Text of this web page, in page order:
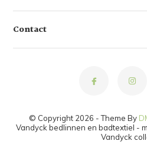
Contact
© Copyright 2026 - Theme By
Vandyck bedlinnen en badtextiel -
Vandyck